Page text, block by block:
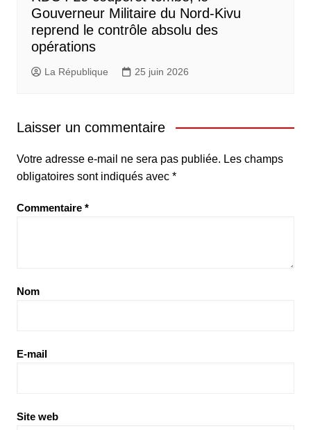
Gouverneur Militaire du Nord-Kivu
reprend le contrôle absolu des
opérations
La République 25 juin 2026
Laisser un commentaire
Votre adresse e-mail ne sera pas publiée. Les champs
obligatoires sont indiqués avec *
Commentaire *
Nom
E-mail
Site web